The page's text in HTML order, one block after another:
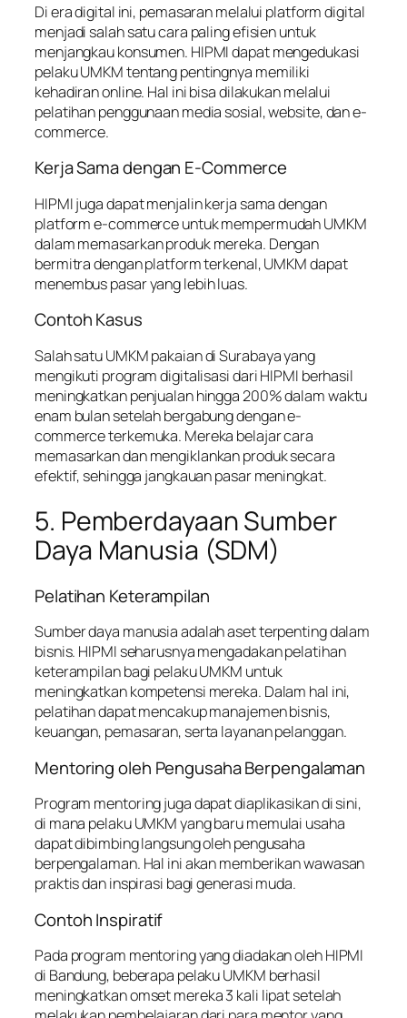
Di era digital ini, pemasaran melalui platform digital
menjadi salah satu cara paling efisien untuk
menjangkau konsumen. HIPMI dapat mengedukasi
pelaku UMKM tentang pentingnya memiliki
kehadiran online. Hal ini bisa dilakukan melalui
pelatihan penggunaan media sosial, website, dan e-
commerce.
Kerja Sama dengan E-Commerce
HIPMI juga dapat menjalin kerja sama dengan
platform e-commerce untuk mempermudah UMKM
dalam memasarkan produk mereka. Dengan
bermitra dengan platform terkenal, UMKM dapat
menembus pasar yang lebih luas.
Contoh Kasus
Salah satu UMKM pakaian di Surabaya yang
mengikuti program digitalisasi dari HIPMI berhasil
meningkatkan penjualan hingga 200% dalam waktu
enam bulan setelah bergabung dengan e-
commerce terkemuka. Mereka belajar cara
memasarkan dan mengiklankan produk secara
efektif, sehingga jangkauan pasar meningkat.
5. Pemberdayaan Sumber
Daya Manusia (SDM)
Pelatihan Keterampilan
Sumber daya manusia adalah aset terpenting dalam
bisnis. HIPMI seharusnya mengadakan pelatihan
keterampilan bagi pelaku UMKM untuk
meningkatkan kompetensi mereka. Dalam hal ini,
pelatihan dapat mencakup manajemen bisnis,
keuangan, pemasaran, serta layanan pelanggan.
Mentoring oleh Pengusaha Berpengalaman
Program mentoring juga dapat diaplikasikan di sini,
di mana pelaku UMKM yang baru memulai usaha
dapat dibimbing langsung oleh pengusaha
berpengalaman. Hal ini akan memberikan wawasan
praktis dan inspirasi bagi generasi muda.
Contoh Inspiratif
Pada program mentoring yang diadakan oleh HIPMI
di Bandung, beberapa pelaku UMKM berhasil
meningkatkan omset mereka 3 kali lipat setelah